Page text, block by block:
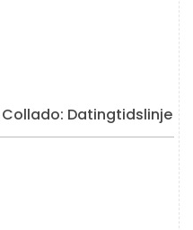
Datingtidslinje